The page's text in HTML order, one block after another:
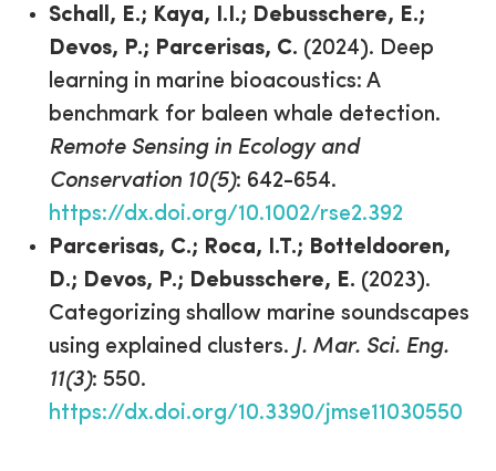
Schall, E.; Kaya, I.I.; Debusschere, E.;
Devos, P.; Parcerisas, C. (2024). Deep
learning in marine bioacoustics: A
benchmark for baleen whale detection.
Remote Sensing in Ecology and
Conservation 10(5): 642-654.
https://dx.doi.org/10.1002/rse2.392
Parcerisas, C.; Roca, I.T.; Botteldooren,
D.; Devos, P.; Debusschere, E. (2023).
Categorizing shallow marine soundscapes
using explained clusters. J. Mar. Sci. Eng.
11(3): 550.
https://dx.doi.org/10.3390/jmse11030550